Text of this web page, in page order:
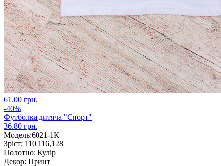
61.00 грн.
-40%
Футболка дитяча "Спорт"
36.80 грн.
Модель:6021-1К
Зріст: 110,116,128
Полотно: Кулір
Декор: Принт